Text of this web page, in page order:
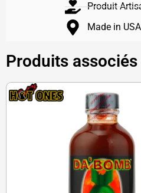
Produit
Made in USA
Produits associés